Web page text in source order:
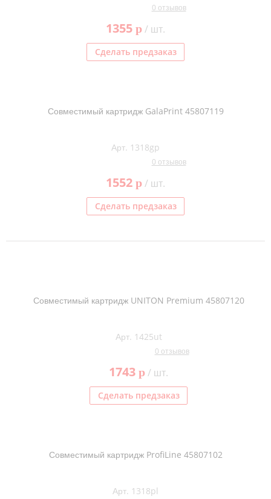
0 отзывов
1355 p/ шт.
Сделать предзаказ
Совместимый картридж GalaPrint 45807119
Арт. 1318gp
0 отзывов
1552 p/ шт.
Сделать предзаказ
Совместимый картридж UNITON Premium 45807120
Арт. 1425ut
0 отзывов
1743 p/ шт.
Сделать предзаказ
Совместимый картридж ProfiLine 45807102
Арт. 1318pl